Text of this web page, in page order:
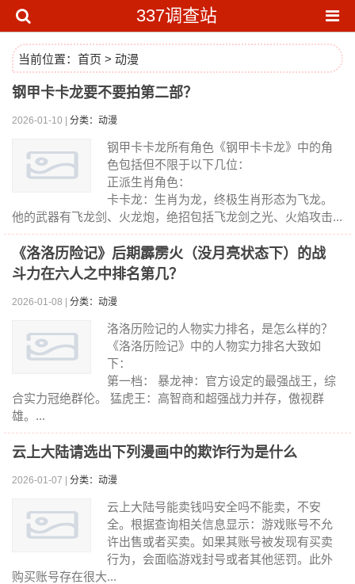
337调查站
当前位置： 首页 > 动漫
钢甲卡卡龙要不要拍第二部？
2026-01-10 | 分类：动漫
钢甲卡卡龙所有角色《钢甲卡卡龙》中的角
色包括但不限于以下几位：
正派生肖角色：
卡卡龙：生肖为龙，终极生肖形态为飞龙。
他的武器有飞龙剑、火龙炮，绝招包括飞龙剑之光、火焰攻击...
《洛洛历险记》后期霹雳火（没月亮状态下）的战
斗力在六人之中排名第几？
2026-01-08 | 分类：动漫
洛洛历险记的人物实力排名，是怎么样的？
《洛洛历险记》中的人物实力排名大致如
下：
第一档： 暴龙神：官方设定的最强战王，综
合实力冠绝群伦。 猛虎王：高智商和超强战力并存，傲视群
雄。...
云上大陆请选出下列漫画中的欺诈行为是什么
2026-01-07 | 分类：动漫
云上大陆号能卖钱吗安全吗不能卖，不安
全。根据查询相关信息显示：游戏账号不允
许出售或者买卖。如果其账号被发现有买卖
行为，会面临游戏封号或者其他惩罚。此外
购买账号存在很大...